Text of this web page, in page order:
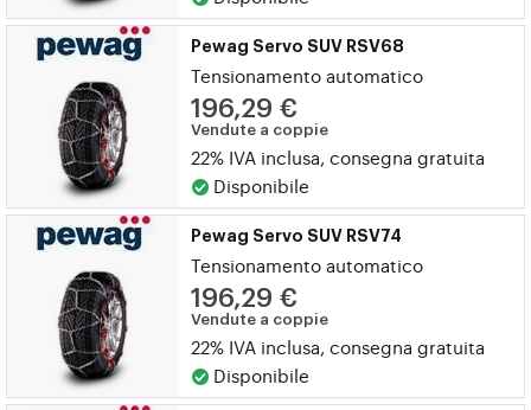
Pewag Servo SUV RSV68
Tensionamento automatico
196,29 €
Vendute a coppie
22% IVA inclusa, consegna gratuita
Disponibile
Pewag Servo SUV RSV74
Tensionamento automatico
196,29 €
Vendute a coppie
22% IVA inclusa, consegna gratuita
Disponibile